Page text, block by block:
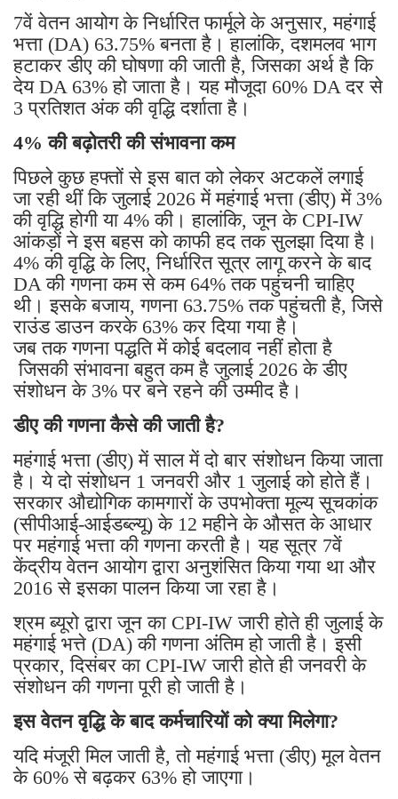
7वें वेतन आयोग के निर्धारित फार्मूले के अनुसार, महंगाई
भत्ता (DA) 63.75% बनता है। हालांकि, दशमलव भाग
हटाकर डीए की घोषणा की जाती है, जिसका अर्थ है कि
देय DA 63% हो जाता है। यह मौजूदा 60% DA दर से
3 प्रतिशत अंक की वृद्धि दर्शाता है।
4% की बढ़ोतरी की संभावना कम
पिछले कुछ हफ्तों से इस बात को लेकर अटकलें लगाई
जा रही थीं कि जुलाई 2026 में महंगाई भत्ता (डीए) में 3%
की वृद्धि होगी या 4% की। हालांकि, जून के CPI-IW
आंकड़ों ने इस बहस को काफी हद तक सुलझा दिया है।
4% की वृद्धि के लिए, निर्धारित सूत्र लागू करने के बाद
DA की गणना कम से कम 64% तक पहुंचनी चाहिए
थी। इसके बजाय, गणना 63.75% तक पहुंचती है, जिसे
राउंड डाउन करके 63% कर दिया गया है।
जब तक गणना पद्धति में कोई बदलाव नहीं होता है
जिसकी संभावना बहुत कम है जुलाई 2026 के डीए
संशोधन के 3% पर बने रहने की उम्मीद है।
डीए की गणना कैसे की जाती है?
महंगाई भत्ता (डीए) में साल में दो बार संशोधन किया जाता
है। ये दो संशोधन 1 जनवरी और 1 जुलाई को होते हैं।
सरकार औद्योगिक कामगारों के उपभोक्ता मूल्य सूचकांक
(सीपीआई-आईडब्ल्यू) के 12 महीने के औसत के आधार
पर महंगाई भत्ता की गणना करती है। यह सूत्र 7वें
केंद्रीय वेतन आयोग द्वारा अनुशंसित किया गया था और
2016 से इसका पालन किया जा रहा है।
श्रम ब्यूरो द्वारा जून का CPI-IW जारी होते ही जुलाई के
महंगाई भत्ते (DA) की गणना अंतिम हो जाती है। इसी
प्रकार, दिसंबर का CPI-IW जारी होते ही जनवरी के
संशोधन की गणना पूरी हो जाती है।
इस वेतन वृद्धि के बाद कर्मचारियों को क्या मिलेगा?
यदि मंजूरी मिल जाती है, तो महंगाई भत्ता (डीए) मूल वेतन
के 60% से बढ़कर 63% हो जाएगा।